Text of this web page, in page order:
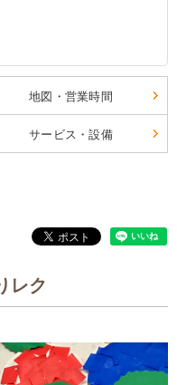
地図・営業時間
サービス・設備
レク